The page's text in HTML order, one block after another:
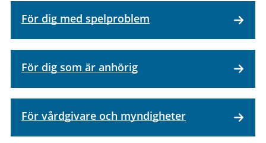
För dig med spelproblem
För dig som är anhörig
För vårdgivare och myndigheter